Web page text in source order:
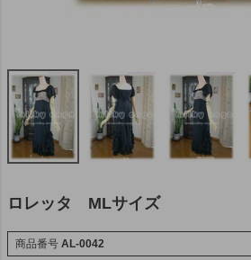
ロレッタ MLサイズ
商品番号 AL-0042